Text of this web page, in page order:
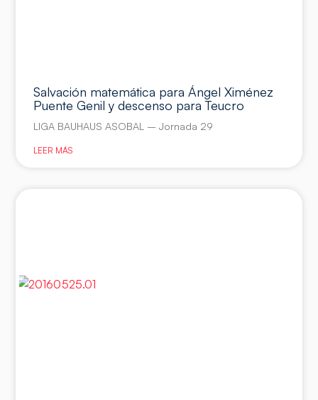
Salvación matemática para Ángel Ximénez
Puente Genil y descenso para Teucro
LIGA BAUHAUS ASOBAL – Jornada 29
LEER MÁS